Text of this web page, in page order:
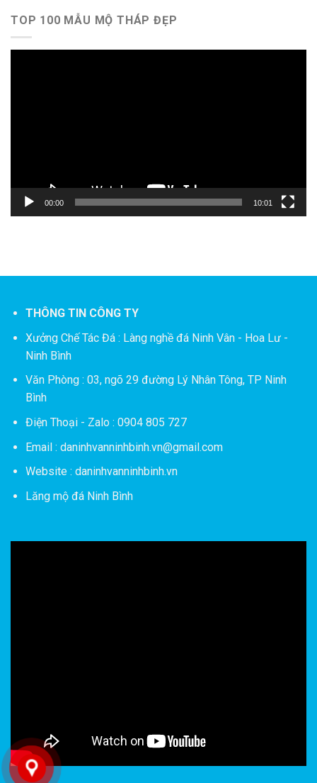
TOP 100 MẪU MỘ THÁP ĐẸP
00:00 10:01
THÔNG TIN CÔNG TY
Xưởng Chế Tác Đá : Làng nghề đá Ninh Vân - Hoa Lư -
Ninh Bình
Văn Phòng : 03, ngõ 29 đường Lý Nhân Tông, TP Ninh
Bình
Điện Thoại - Zalo : 0904 805 727
Email : daninhvanninhbinh.vn@gmail.com
Website : daninhvanninhbinh.vn
Lăng mộ đá Ninh Bình